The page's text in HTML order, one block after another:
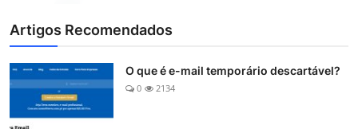
Artigos Recomendados
O que é e-mail temporário descartável?
0 2134